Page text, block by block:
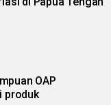
OAP
produk